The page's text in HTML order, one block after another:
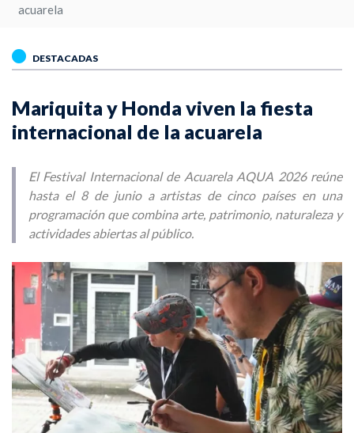
acuarela
DESTACADAS
Mariquita y Honda viven la fiesta
internacional de la acuarela
El Festival Internacional de Acuarela AQUA 2026 reúne
hasta el 8 de junio a artistas de cinco países en una
programación que combina arte, patrimonio, naturaleza y
actividades abiertas al público.